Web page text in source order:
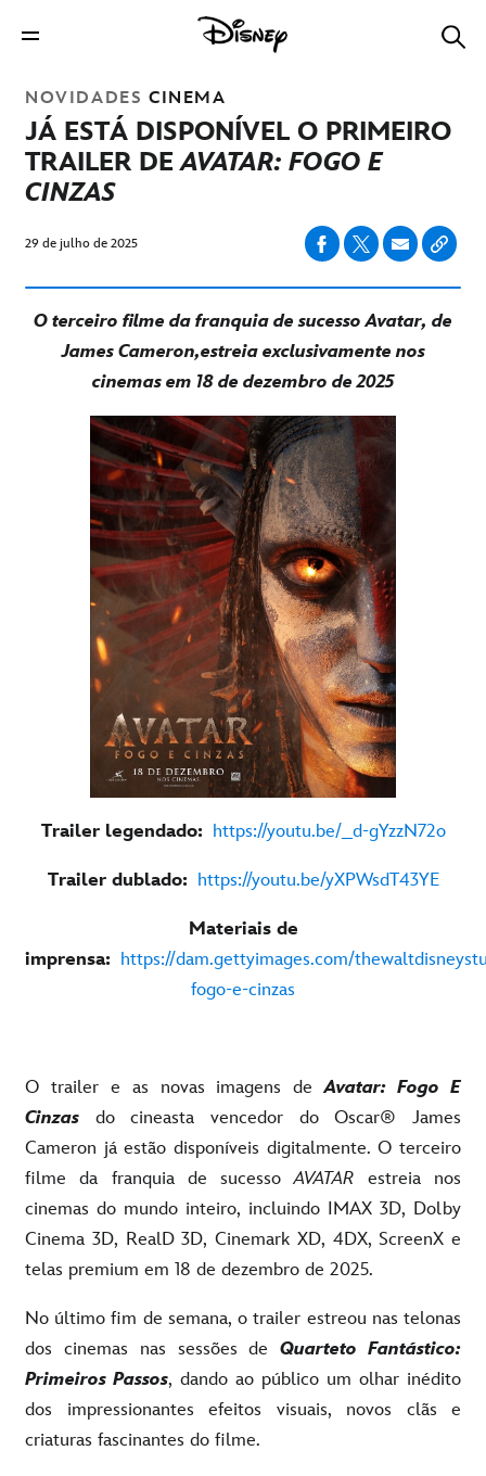
NOVIDADES CINEMA
JÁ ESTÁ DISPONÍVEL O PRIMEIRO
TRAILER DEAVATAR: FOGO E
CINZAS
29 de julho de 2025
O terceiro filme da franquia de sucesso Avatar, de
James Cameron,estreia exclusivamente nos
cinemas em 18 de dezembro de 2025
Trailer legendado: https://youtu.be/_d-gYzzN72o
Trailer dublado: https://youtu.be/yXPWsdT43YE
Materiais de
imprensa: https://dam.gettyimages.com/
fogo-e-cinzas
O trailer e as novas imagens deAvatar: Fogo E
Cinzas do cineasta vencedor do Oscar® James
Cameron já estão disponíveis digitalmente. O terceiro
filme da franquia de sucessoAVATAR estreia nos
cinemas do mundo inteiro, incluindo IMAX 3D, Dolby
Cinema 3D, RealD 3D, Cinemark XD, 4DX, ScreenX e
telas premium em 18 de dezembro de 2025.
No último fim de semana, o trailer estreou nas telonas
dos cinemas nas sessões deQuarteto Fantástico:
Primeiros Passos, dando ao público um olhar inédito
dos impressionantes efeitos visuais, novos clãs e
criaturas fascinantes do filme.